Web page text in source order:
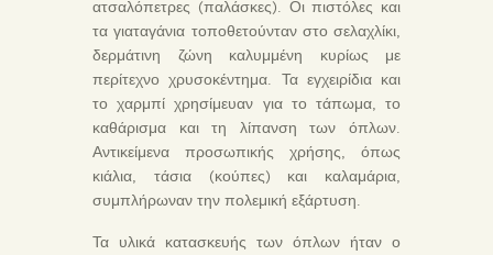
ατσαλόπετρες (παλάσκες). Οι πιστόλες και
τα γιαταγάνια τοποθετούνταν στο σελαχλίκι,
δερμάτινη ζώνη καλυμμένη κυρίως με
περίτεχνο χρυσοκέντημα. Τα εγχειρίδια και
το χαρμπί χρησίμευαν για το τάπωμα, το
καθάρισμα και τη λίπανση των όπλων.
Αντικείμενα προσωπικής χρήσης, όπως
κιάλια, τάσια (κούπες) και καλαμάρια,
συμπλήρωναν την πολεμική εξάρτυση.
Τα υλικά κατασκευής των όπλων ήταν ο